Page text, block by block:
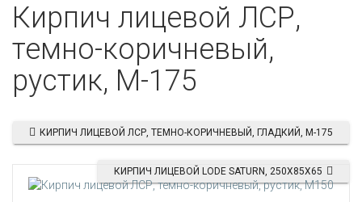
Кирпич лицевой ЛСР,
темно-коричневый,
рустик, М-175
КИРПИЧ ЛИЦЕВОЙ ЛСР, ТЕМНО-КОРИЧНЕВЫЙ, ГЛАДКИЙ, М-175
КИРПИЧ ЛИЦЕВОЙ LODE SATURN, 250X85X65